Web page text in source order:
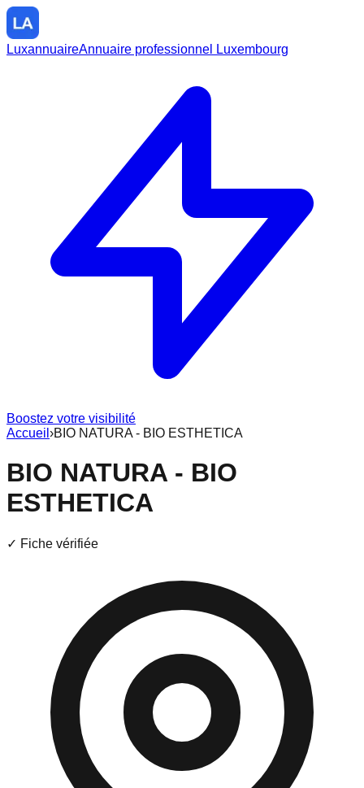
LuxannuaireAnnuaire professionnel Luxembourg
Boostez votre visibilité
Accueil ›BIO NATURA - BIO ESTHETICA
BIO NATURA - BIO
ESTHETICA
✓ Fiche vérifiée